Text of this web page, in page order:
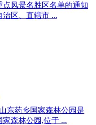
风景名胜区名单的通知
治区、直辖市 ...
东药乡国家森林公园是
家森林公园,位于 ...